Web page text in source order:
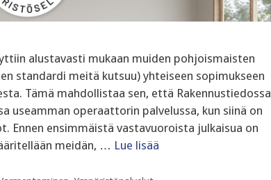
alustavasti mukaan muiden pohjoismaisten
standardi meitä kutsuu) yhteiseen sopimukseen
Tämä mahdollistaa sen, että Rakennustiedossa
useamman operaattorin palvelussa, kun siinä on
ensimmäistä vastavuoroista julkaisua on
meidän, … Lue lisää